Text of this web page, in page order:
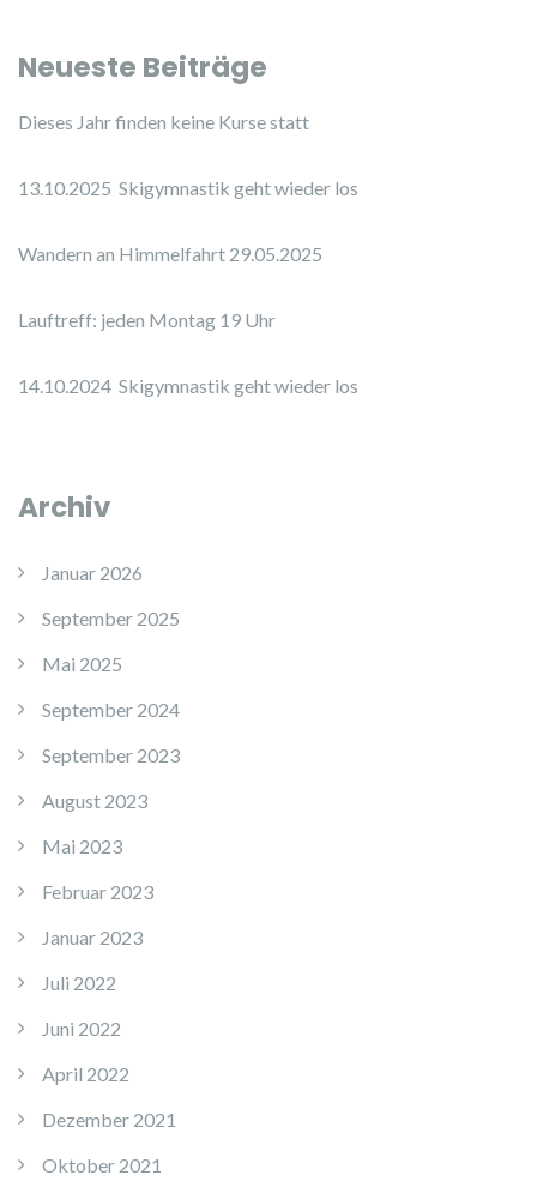
Neueste Beiträge
Dieses Jahr finden keine Kurse statt
13.10.2025 Skigymnastik geht wieder los
Wandern an Himmelfahrt 29.05.2025
Lauftreff: jeden Montag 19 Uhr
14.10.2024 Skigymnastik geht wieder los
Archiv
Januar 2026
September 2025
Mai 2025
September 2024
September 2023
August 2023
Mai 2023
Februar 2023
Januar 2023
Juli 2022
Juni 2022
April 2022
Dezember 2021
Oktober 2021